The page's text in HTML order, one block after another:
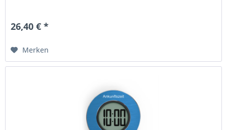
26,40 € *
Merken